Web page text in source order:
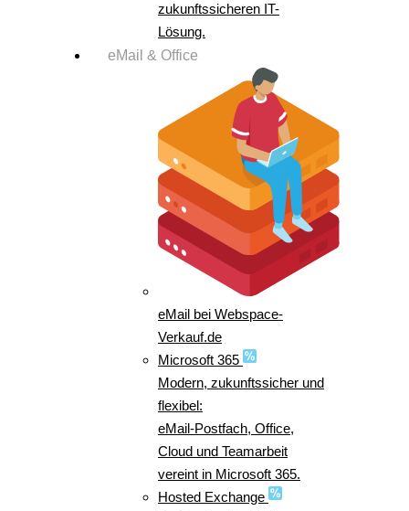
zukunftssicheren IT-
Lösung.
eMail & Office
eMail bei Webspace-
Verkauf.de
Microsoft 365
Modern, zukunftssicher und
flexibel:
eMail-Postfach, Office,
Cloud und Teamarbeit
vereint in Microsoft 365.
Hosted Exchange